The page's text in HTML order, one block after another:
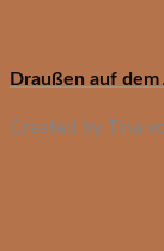
Draußen auf dem
Created by Tina